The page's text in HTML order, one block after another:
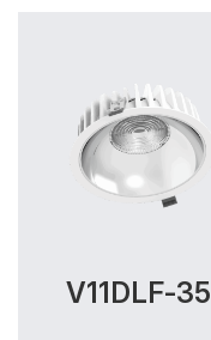
V11DLF-35